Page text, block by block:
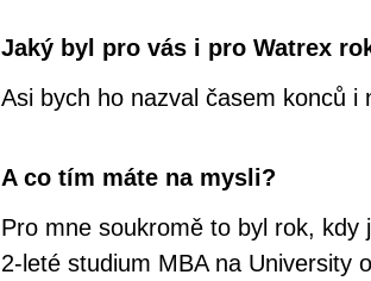
Jaký byl pro vás i pro Watrex
Asi bych ho nazval časem konců i
A co tím máte na mysli?
Pro mne soukromě to byl rok, kdy
2-leté studium MBA na University